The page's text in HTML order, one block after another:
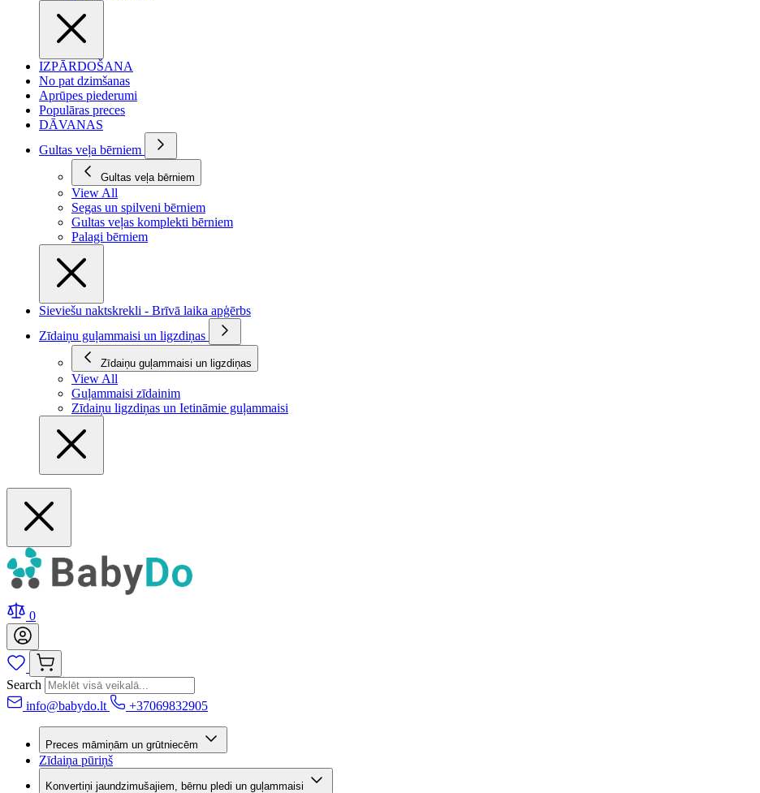
IZPĀRDOŠANA
No pat dzimšanas
Aprūpes piederumi
Populāras preces
DĀVANAS
Gultas veļa bērniem
Gultas veļa bērniem
View All
Segas un spilveni bērniem
Gultas veļas komplekti bērniem
Palagi bērniem
Sieviešu naktskrekli - Brīvā laika apģērbs
Zīdaiņu guļammaisi un ligzdiņas
Zīdaiņu guļammaisi un ligzdiņas
View All
Guļammaisi zīdainim
Zīdaiņu ligzdiņas un Ietināmie guļammaisi
0
Search
info@babydo.lt
+37069832905
Preces māmiņām un grūtniecēm
Zīdaiņa pūriņš
Konvertiņi jaundzimušajiem, bērnu pledi un guļammaisi